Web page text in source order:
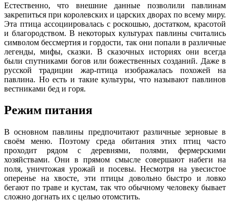
Естественно, что внешние данные позволили павлинам
закрепиться при королевских и царских дворах по всему миру.
Эта птица ассоциировалась с роскошью, достатком, красотой
и благородством. В некоторых культурах павлины считались
символом бессмертия и гордости, так они попали в различные
легенды, мифы, сказки. В сказочных историях они всегда
были спутниками богов или божественных созданий. Даже в
русской традиции жар-птица изображалась похожей на
павлина. Но есть и такие культуры, что называют павлинов
вестниками бед и горя.
Режим питания
В основном павлины предпочитают различные зерновые в
своём меню. Поэтому среда обитания этих птиц часто
проходит рядом с деревнями, полями, фермерскими
хозяйствами. Они в прямом смысле совершают набеги на
поля, уничтожая урожай и посевы. Несмотря на увесистое
оперенье на хвосте, эти птицы довольно быстро и ловко
бегают по траве и кустам, так что обычному человеку бывает
сложно догнать их с целью отомстить.